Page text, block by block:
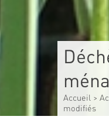
Accueil >
modifiés